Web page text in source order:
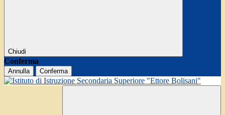
Chiudi
Conferma
Annulla Conferma